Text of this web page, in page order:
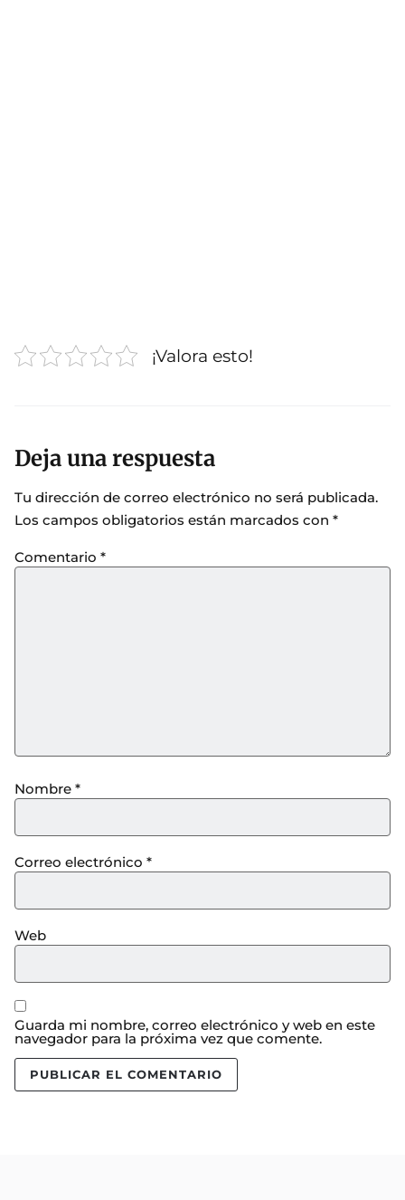
¡Valora esto!
Deja una respuesta
Tu dirección de correo electrónico no será publicada.
Los campos obligatorios están marcados con *
Comentario *
Nombre *
Correo electrónico *
Web
Guarda mi nombre, correo electrónico y web en este
navegador para la próxima vez que comente.